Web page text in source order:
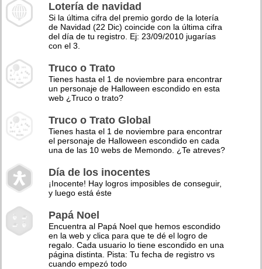
Lotería de navidad
Si la última cifra del premio gordo de la lotería
de Navidad (22 Dic) coincide con la última cifra
del día de tu registro. Ej: 23/09/2010 jugarías
con el 3.
Truco o Trato
Tienes hasta el 1 de noviembre para encontrar
un personaje de Halloween escondido en esta
web ¿Truco o trato?
Truco o Trato Global
Tienes hasta el 1 de noviembre para encontrar
el personaje de Halloween escondido en cada
una de las 10 webs de Memondo. ¿Te atreves?
Día de los inocentes
¡Inocente! Hay logros imposibles de conseguir,
y luego está éste
Papá Noel
Encuentra al Papá Noel que hemos escondido
en la web y clica para que te dé el logro de
regalo. Cada usuario lo tiene escondido en una
página distinta. Pista: Tu fecha de registro vs
cuando empezó todo